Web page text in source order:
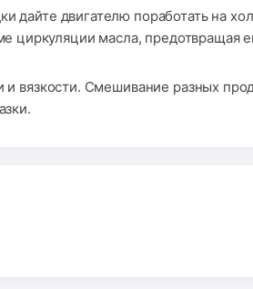
дайте двигателю поработать на
циркуляции масла, предотвращая
вязкости. Смешивание разных